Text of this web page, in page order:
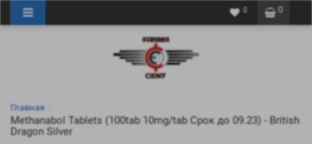
0
0
Главная
Methanabol Tablets (100tab 10mg/tab Срок до 09.23) - British
Dragon Silver